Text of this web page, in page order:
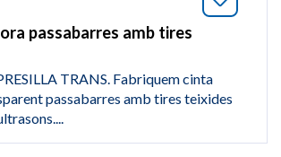
passabarres amb tires
TRANS. Fabriquem cinta
passabarres amb tires teixides